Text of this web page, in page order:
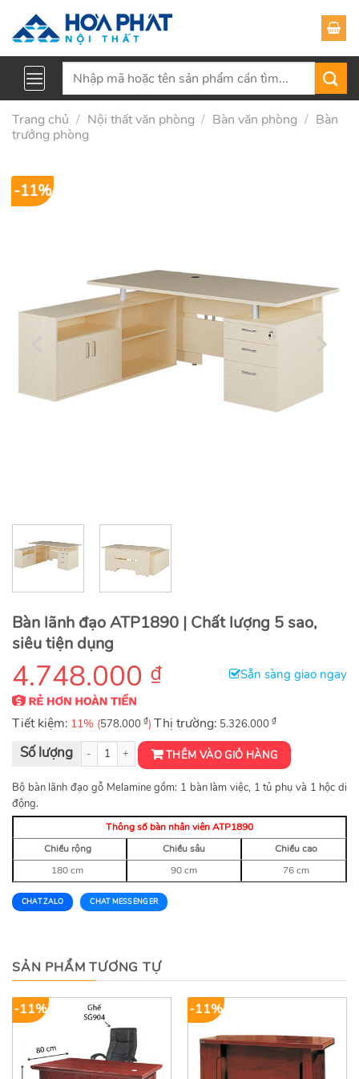
Tìm
Trang chủ / Nội thất văn phòng / Bàn văn phòng / Bàn
trưởng phòng
-11%
Bàn lãnh đạo ATP1890 | Chất lượng 5 sao,
siêu tiện dụng
4.748.000 ₫ Sẵn sàng giao ngay
Tiết kiệm: 11% (578.000 ₫) Thị trường: 5.326.000 ₫
Bàn lãnh đạo ATP1890 số lượng THÊM VÀO GIỎ HÀNG
Bộ bàn lãnh đạo gỗ Melamine gồm: 1 bàn làm việc, 1 tủ phụ và 1 hộc di
động.
Thông số bàn nhân viên ATP1890
Chiều rộng
Chiều sâu
Chiều cao
180 cm
90 cm 76 cm
CHAT ZALO CHAT MESSENGER
SẢN PHẨM TƯƠNG TỰ
-11% -11%